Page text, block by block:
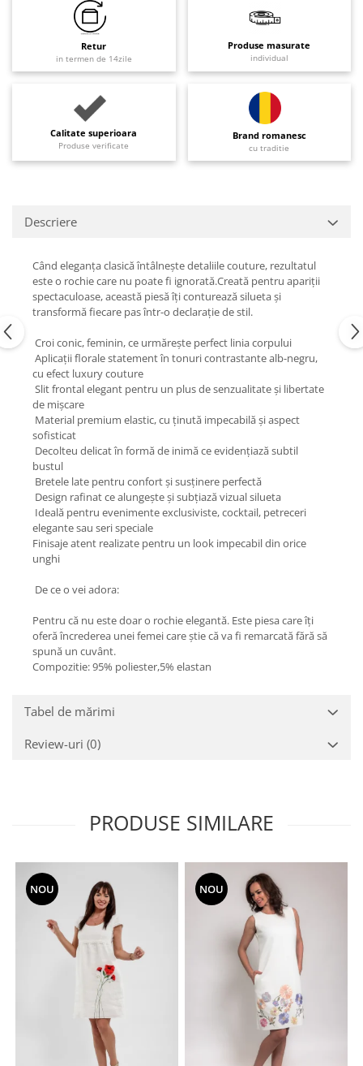
Retur
in termen de 14zile
Produse masurate
individual
Calitate superioara
Produse verificate
Brand romanesc
cu traditie
Descriere
Când eleganța clasică întâlnește detaliile couture, rezultatul
este o rochie care nu poate fi ignorată.Creată pentru apariții
spectaculoase, această piesă îți conturează silueta și
transformă fiecare pas într-o declarație de stil.
Croi conic, feminin, ce urmărește perfect linia corpului
Aplicații florale statement în tonuri contrastante alb-negru,
cu efect luxury couture
Slit frontal elegant pentru un plus de senzualitate și libertate
de mișcare
Material premium elastic, cu ținută impecabilă și aspect
sofisticat
Decolteu delicat în formă de inimă ce evidențiază subtil
bustul
Bretele late pentru confort și susținere perfectă
Design rafinat ce alungește și subțiază vizual silueta
Ideală pentru evenimente exclusiviste, cocktail, petreceri
elegante sau seri speciale
Finisaje atent realizate pentru un look impecabil din orice
unghi
De ce o vei adora:
Pentru că nu este doar o rochie elegantă. Este piesa care îți
oferă încrederea unei femei care știe că va fi remarcată fără să
spună un cuvânt.
Compozitie: 95% poliester,5% elastan
Tabel de mărimi
Review-uri (0)
PRODUSE SIMILARE
NOU NOU